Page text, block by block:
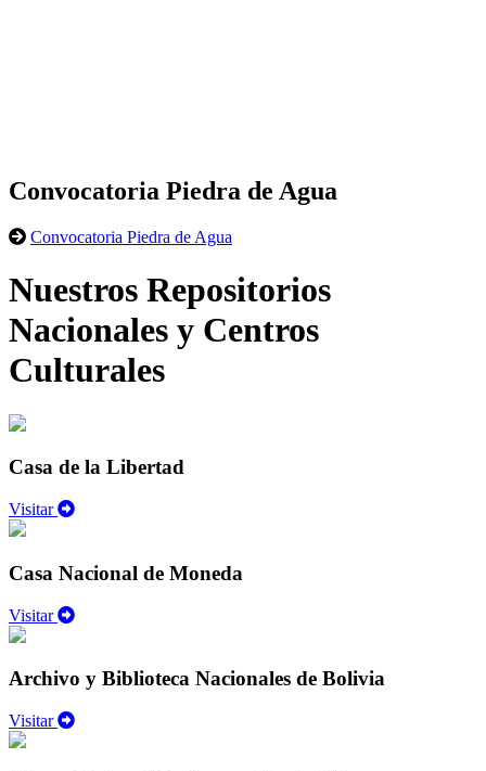
Convocatoria Piedra de Agua
Convocatoria Piedra de Agua
Nuestros Repositorios
Nacionales y Centros
Culturales
Casa de la Libertad
Visitar
Casa Nacional de Moneda
Visitar
Archivo y Biblioteca Nacionales de Bolivia
Visitar